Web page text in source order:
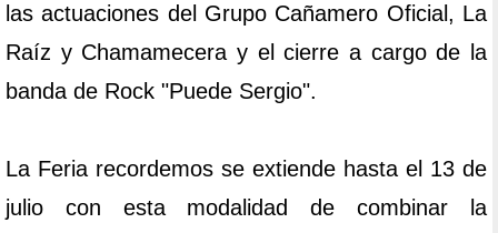
las actuaciones del Grupo Cañamero Oficial, La
Raíz y Chamamecera y el cierre a cargo de la
banda de Rock "Puede Sergio".
La Feria recordemos se extiende hasta el 13 de
julio con esta modalidad de combinar la